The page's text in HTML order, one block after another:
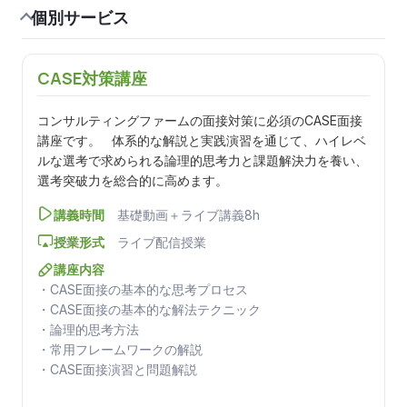
個別サービス
CASE対策講座
コンサルティングファームの面接対策に必須のCASE面接
講座です。 体系的な解説と実践演習を通じて、ハイレベ
ルな選考で求められる論理的思考力と課題解決力を養い、
選考突破力を総合的に高めます。
講義時間
基礎動画＋ライブ講義8h
授業形式
ライブ配信授業
講座内容
・CASE面接の基本的な思考プロセス
・CASE面接の基本的な解法テクニック
・論理的思考方法
・常用フレームワークの解説
・CASE面接演習と問題解説